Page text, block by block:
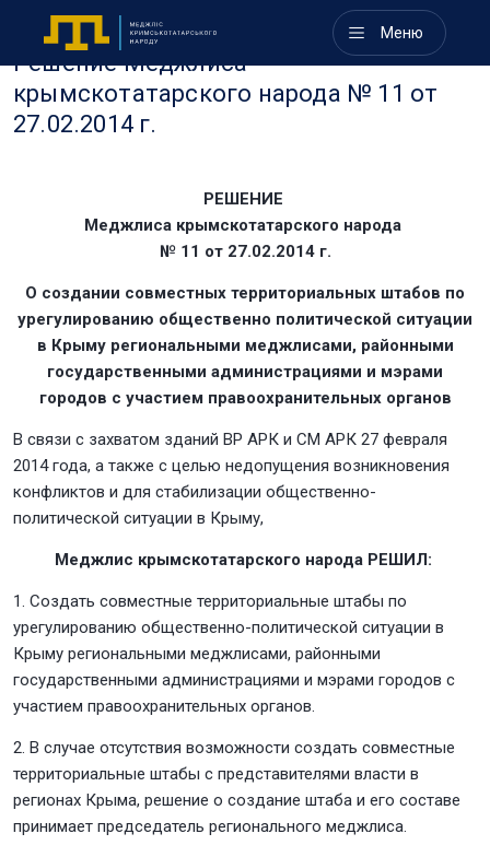
Меню
Решение Меджлиса
крымскотатарского народа № 11 от
27.02.2014 г.
РЕШЕНИЕ
Меджлиса крымскотатарского народа
№ 11 от 27.02.2014 г.
О создании совместных территориальных штабов по
урегулированию общественно политической ситуации
в Крыму региональными меджлисами, районными
государственными администрациями и мэрами
городов с участием правоохранительных органов
В связи с захватом зданий ВР АРК и СМ АРК 27 февраля
2014 года, а также с целью недопущения возникновения
конфликтов и для стабилизации общественно-
политической ситуации в Крыму,
Меджлис крымскотатарского народа РЕШИЛ:
1. Создать совместные территориальные штабы по
урегулированию общественно-политической ситуации в
Крыму региональными меджлисами, районными
государственными администрациями и мэрами городов с
участием правоохранительных органов.
2. В случае отсутствия возможности создать совместные
территориальные штабы с представителями власти в
регионах Крыма, решение о создание штаба и его составе
принимает председатель регионального меджлиса.